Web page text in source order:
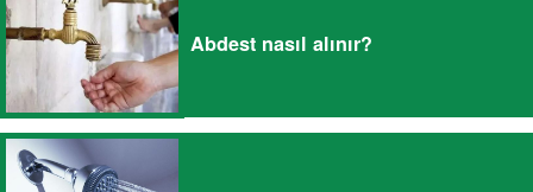
Abdest nasıl alınır?